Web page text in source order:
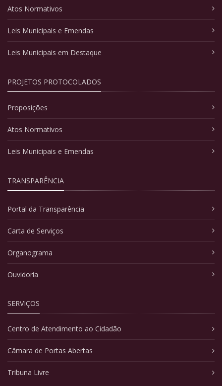
Atos Normativos
Leis Municipais e Emendas
Leis Municipais em Destaque
PROJETOS PROTOCOLADOS
Proposições
Atos Normativos
Leis Municipais e Emendas
TRANSPARÊNCIA
Portal da Transparência
Carta de Serviços
Organograma
Ouvidoria
SERVIÇOS
Centro de Atendimento ao Cidadão
Câmara de Portas Abertas
Tribuna Livre